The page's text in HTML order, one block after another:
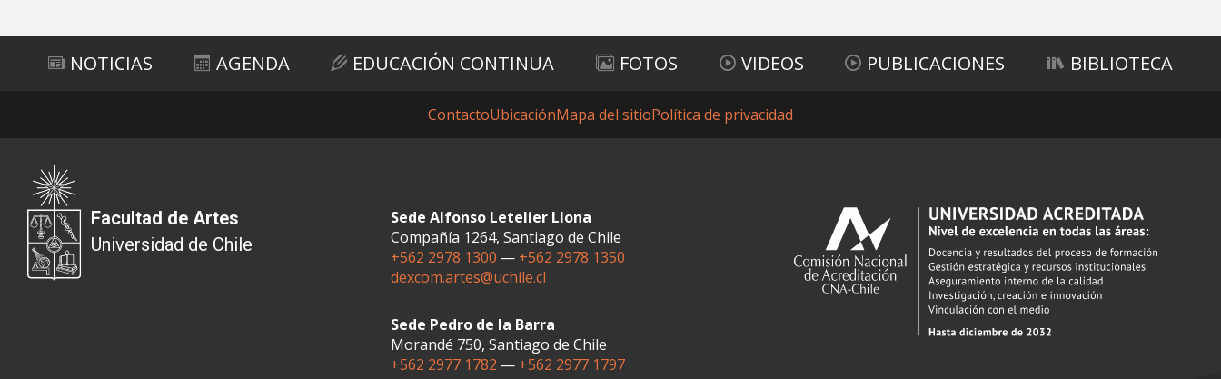
NOTICIAS AGENDA EDUCACIÓN CONTINUA FOTOS VIDEOS PUBLICACIONES BIBLIOTECA
ContactoUbicaciónMapa del sitioPolítica de privacidad
Facultad de Artes
Universidad de Chile
Sede Alfonso Letelier Llona
Compañía 1264, Santiago de Chile
+562 2978 1300 — +562 2978 1350
dexcom.artes@uchile.cl
Sede Pedro de la Barra
Morandé 750, Santiago de Chile
+562 2977 1782 — +562 2977 1797